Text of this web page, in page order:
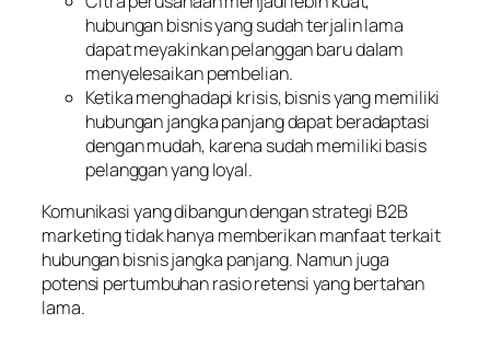
hubungan bisnis yang sudah terjalin lama
dapat meyakinkan pelanggan baru dalam
menyelesaikan pembelian.
Ketika menghadapi krisis, bisnis yang memiliki
hubungan jangka panjang dapat beradaptasi
dengan mudah, karena sudah memiliki basis
pelanggan yang loyal.
Komunikasi yang dibangun dengan strategi B2B
marketing tidak hanya memberikan manfaat terkait
hubungan bisnis jangka panjang. Namun juga
potensi pertumbuhan rasio retensi yang bertahan
lama.